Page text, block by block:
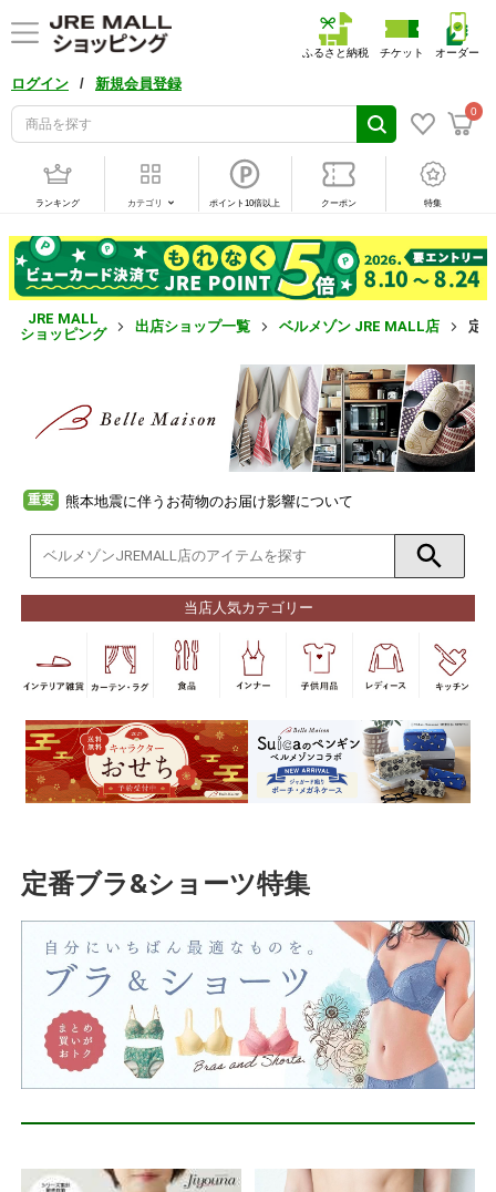
ログイン / 新規会員登録
0
ふるさと納税 チケット オーダー
ランキング カテゴリ ポイント10倍以上 クーポン 特集
JRE MALL
ショッピング
出店ショップ一覧 ベルメゾン JRE MALL店 定
重要 熊本地震に伴うお荷物のお届け影響について
当店人気カテゴリー
定番ブラ&ショーツ特集